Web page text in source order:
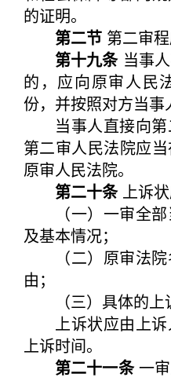
的证明。
第二节 第二审
第十九条当事
的，应向原审人民
份，并按照对方当事
当事人直接向第
第二审人民法院应
原审人民法院。
第二十条上诉状
（一）一审全部
及基本情况；
（二）原审法院
由；
（三）具体的上
上诉状应由上诉
上诉时间。
第二十一条一审